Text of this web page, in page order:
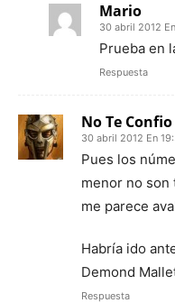
Mario
30 abril 2012
Prueba en
Respuesta
No Te Confio
30 abril 2012 En
Pues los
menor no son
me parece
Habría ido
Demond
Respuesta